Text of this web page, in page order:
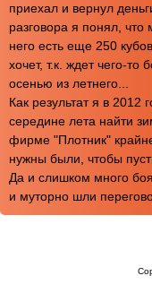
приехал и вернул
разговора я понял, что
него есть еще 250
хочет, т.к. ждет чего-то
осенью из летнего...
Как результат я в 2012
середине лета найти
фирме "Плотник"
нужны были, чтобы
Да и слишком много
и муторно шли